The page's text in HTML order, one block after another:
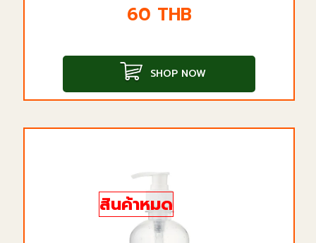
60 THB
SHOP NOW
สินค้าหมด